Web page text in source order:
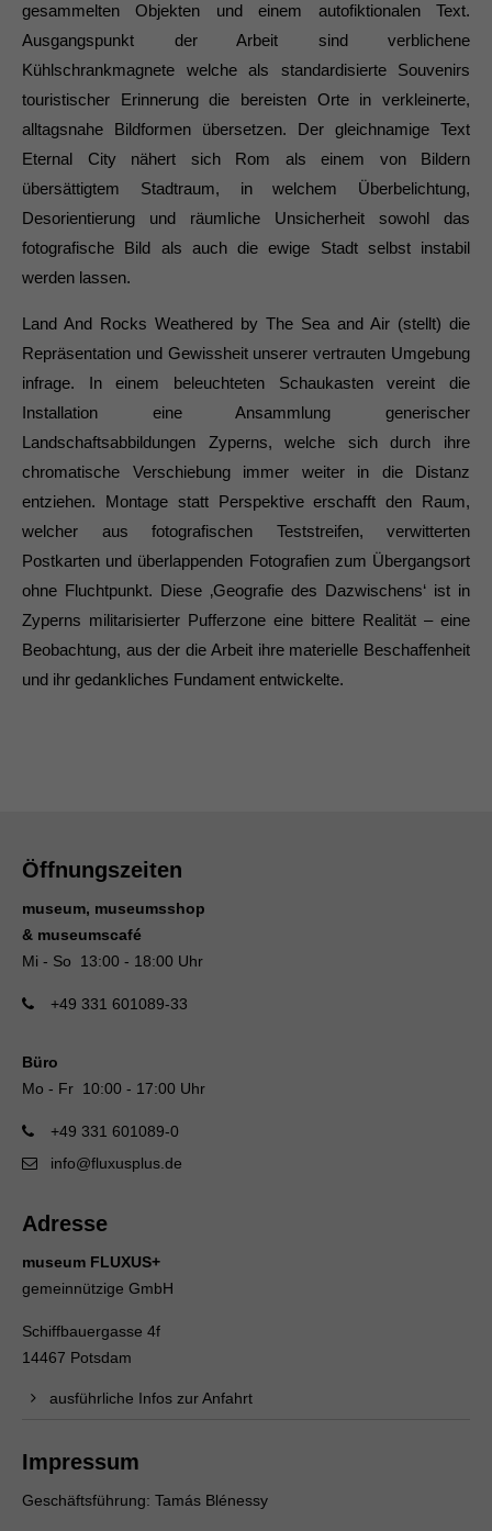
gesammelten Objekten und einem autofiktionalen Text.
Ausgangspunkt der Arbeit sind verblichene
Kühlschrankmagnete welche als standardisierte Souvenirs
touristischer Erinnerung die bereisten Orte in verkleinerte,
alltagsnahe Bildformen übersetzen. Der gleichnamige Text
Eternal City nähert sich Rom als einem von Bildern
übersättigtem Stadtraum, in welchem Überbelichtung,
Desorientierung und räumliche Unsicherheit sowohl das
fotografische Bild als auch die ewige Stadt selbst instabil
werden lassen.
Land And Rocks Weathered by The Sea and Air (stellt) die
Repräsentation und Gewissheit unserer vertrauten Umgebung
infrage. In einem beleuchteten Schaukasten vereint die
Installation eine Ansammlung generischer
Landschaftsabbildungen Zyperns, welche sich durch ihre
chromatische Verschiebung immer weiter in die Distanz
entziehen. Montage statt Perspektive erschafft den Raum,
welcher aus fotografischen Teststreifen, verwitterten
Postkarten und überlappenden Fotografien zum Übergangsort
ohne Fluchtpunkt. Diese ‚Geografie des Dazwischens‘ ist in
Zyperns militarisierter Pufferzone eine bittere Realität – eine
Beobachtung, aus der die Arbeit ihre materielle Beschaffenheit
und ihr gedankliches Fundament entwickelte.
Öffnungszeiten
museum, museumsshop
& museumscafé
Mi - So 13:00 - 18:00 Uhr
+49 331 601089-33
Büro
Mo - Fr 10:00 - 17:00 Uhr
+49 331 601089-0
info@fluxusplus.de
Adresse
museum FLUXUS+
gemeinnützige GmbH
Schiffbauergasse 4f
14467 Potsdam
ausführliche Infos zur Anfahrt
Impressum
Geschäftsführung: Tamás Blénessy